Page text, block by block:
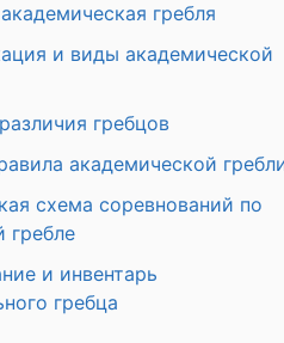
гребля
и виды академической
гребцов
академической
схема соревнований по
гребле
и инвентарь
гребца